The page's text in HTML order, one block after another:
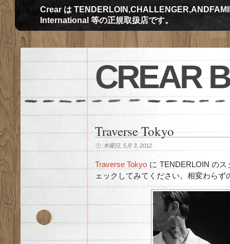
Crear は
International 等の正規取扱店です。
CREAR
Traverse Tokyo
木曜日, 5月 3, 2012
Traverse Tokyo に TENDERLOIN の
ェックしてみてください。相変わらず